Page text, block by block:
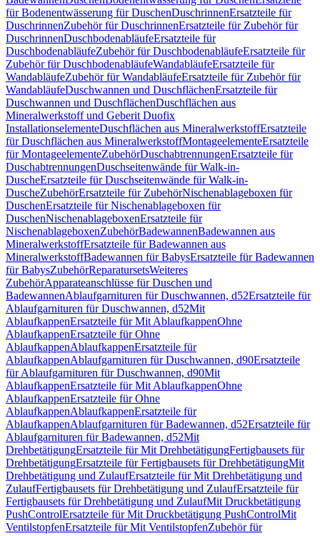
für Bodenentwässerung für DuschenDuschrinnenErsatzteile für
DuschrinnenZubehör für DuschrinnenErsatzteile für Zubehör für
DuschrinnenDuschbodenabläufeErsatzteile für
DuschbodenabläufeZubehör für DuschbodenabläufeErsatzteile für
Zubehör für DuschbodenabläufeWandabläufeErsatzteile für
WandabläufeZubehör für WandabläufeErsatzteile für Zubehör für
WandabläufeDuschwannen und DuschflächenErsatzteile für
Duschwannen und DuschflächenDuschflächen aus
Mineralwerkstoff und Geberit Duofix
InstallationselementeDuschflächen aus MineralwerkstoffErsatzteile
für Duschflächen aus MineralwerkstoffMontageelementeErsatzteile
für MontageelementeZubehörDuschabtrennungenErsatzteile für
DuschabtrennungenDuschseitenwände für Walk-in-
DuscheErsatzteile für Duschseitenwände für Walk-in-
DuscheZubehörErsatzteile für ZubehörNischenablageboxen für
DuschenErsatzteile für Nischenablageboxen für
DuschenNischenablageboxenErsatzteile für
NischenablageboxenZubehörBadewannenBadewannen aus
MineralwerkstoffErsatzteile für Badewannen aus
MineralwerkstoffBadewannen für BabysErsatzteile für Badewannen
für BabysZubehörReparatursetsWeiteres
ZubehörApparateanschlüsse für Duschen und
BadewannenAblaufgarnituren für Duschwannen, d52Ersatzteile für
Ablaufgarnituren für Duschwannen, d52Mit
AblaufkappenErsatzteile für Mit AblaufkappenOhne
AblaufkappenErsatzteile für Ohne
AblaufkappenAblaufkappenErsatzteile für
AblaufkappenAblaufgarnituren für Duschwannen, d90Ersatzteile
für Ablaufgarnituren für Duschwannen, d90Mit
AblaufkappenErsatzteile für Mit AblaufkappenOhne
AblaufkappenErsatzteile für Ohne
AblaufkappenAblaufkappenErsatzteile für
AblaufkappenAblaufgarnituren für Badewannen, d52Ersatzteile für
Ablaufgarnituren für Badewannen, d52Mit
DrehbetätigungErsatzteile für Mit DrehbetätigungFertigbausets für
DrehbetätigungErsatzteile für Fertigbausets für DrehbetätigungMit
Drehbetätigung und ZulaufErsatzteile für Mit Drehbetätigung und
ZulaufFertigbausets für Drehbetätigung und ZulaufErsatzteile für
Fertigbausets für Drehbetätigung und ZulaufMit Druckbetätigung
PushControlErsatzteile für Mit Druckbetätigung PushControlMit
VentilstopfenErsatzteile für Mit VentilstopfenZubehör für